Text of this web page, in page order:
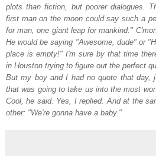
plots than fiction, but poorer dialogues.
first man on the moon could say such a
for man, one giant leap for mankind."
He would be saying "Awesome, dude" or
place is empty!" I'm sure by that time
in Houston trying to figure out the perfect
But my boy and I had no quote that day,
that was going to take us into the most
Cool, he said. Yes, I replied. And at the
other: "We're gonna have a baby."